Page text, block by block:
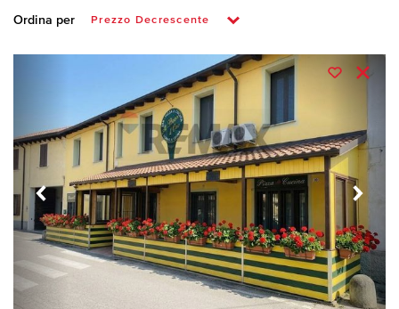
Ordina per